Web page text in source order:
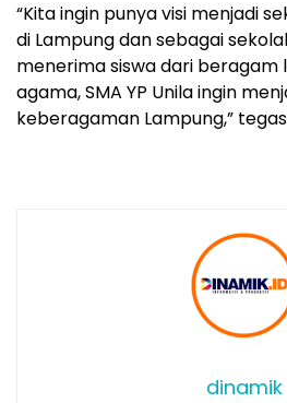
“Kita ingin punya visi menjadi
di Lampung dan sebagai
menerima siswa dari beragam
agama, SMA YP Unila ingin
keberagaman Lampung,”
dinamik